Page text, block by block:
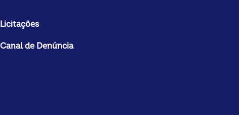
Licitações
Canal de Denúncia